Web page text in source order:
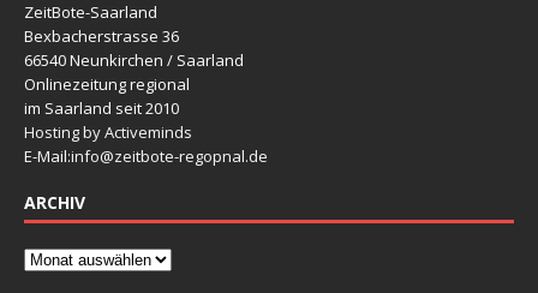
ZeitBote-Saarland
Bexbacherstrasse 36
66540 Neunkirchen / Saarland
Onlinezeitung regional
im Saarland seit 2010
Hosting by Activeminds
E-Mail:info@zeitbote-regopnal.de
ARCHIV